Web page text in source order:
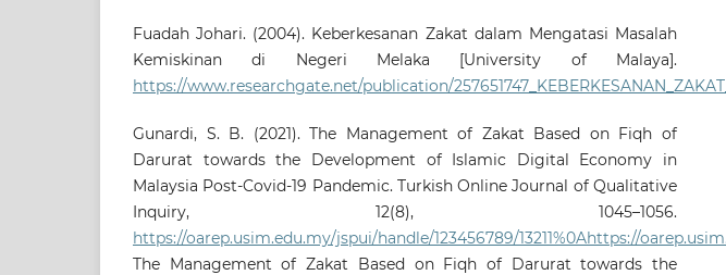
Fuadah Johari. (2004). Keberkesanan Zakat dalam Mengatasi Masalah
Kemiskinan di Negeri Melaka [University of Malaya].
https://www.researchgate.net/publication/
Gunardi, S. B. (2021). The Management of Zakat Based on Fiqh of
Darurat towards the Development of Islamic Digital Economy in
Malaysia Post-Covid-19 Pandemic. Turkish Online Journal of Qualitative
Inquiry, 12(8), 1045–1056.
https://oarep.usim.edu.my/jspui/handle/123456789/13211%0Ahttps://
The Management of Zakat Based on Fiqh of Darurat towards the